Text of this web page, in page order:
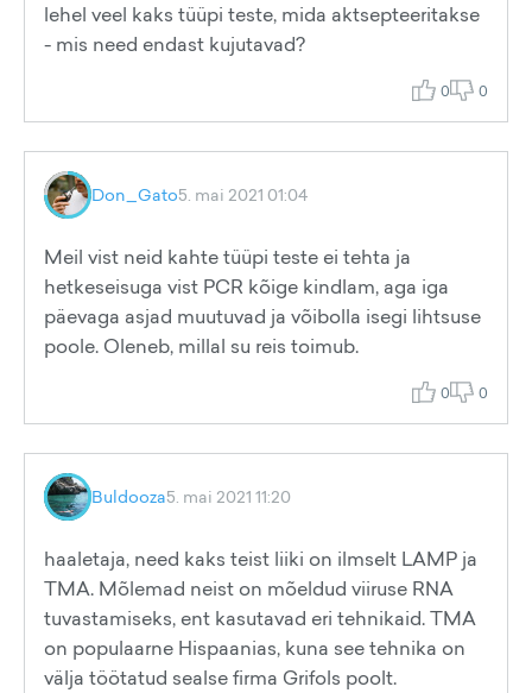
lehel veel kaks tüüpi teste, mida aktsepteeritakse
- mis need endast kujutavad?
0 0
Don_Gato5. mai 2021 01:04
Meil vist neid kahte tüüpi teste ei tehta ja
hetkeseisuga vist PCR kõige kindlam, aga iga
päevaga asjad muutuvad ja võibolla isegi lihtsuse
poole. Oleneb, millal su reis toimub.
0 0
Buldooza5. mai 2021 11:20
haaletaja, need kaks teist liiki on ilmselt LAMP ja
TMA. Mõlemad neist on mõeldud viiruse RNA
tuvastamiseks, ent kasutavad eri tehnikaid. TMA
on populaarne Hispaanias, kuna see tehnika on
välja töötatud sealse firma Grifols poolt.